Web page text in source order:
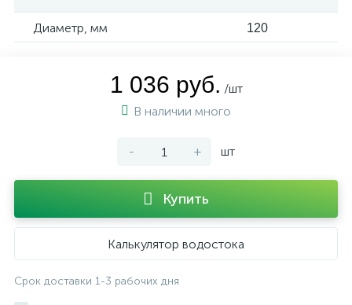
Диаметр, мм 120
1 036 руб. /шт
В наличии много
- + шт
Купить
Калькулятор водостока
Срок доставки 1-3 рабочих дня